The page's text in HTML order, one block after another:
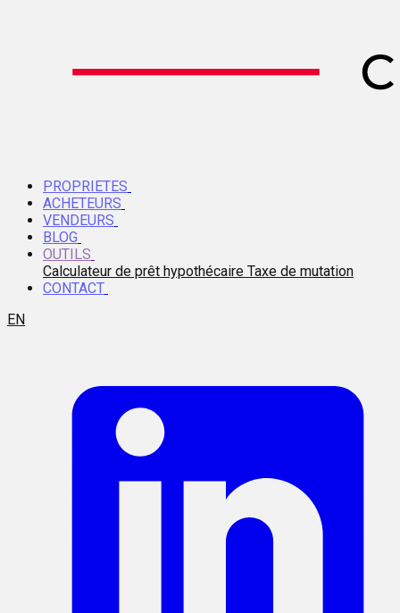
PROPRIETES
ACHETEURS
VENDEURS
BLOG
OUTILS
Calculateur de prêt hypothécaire Taxe de mutation
CONTACT
EN